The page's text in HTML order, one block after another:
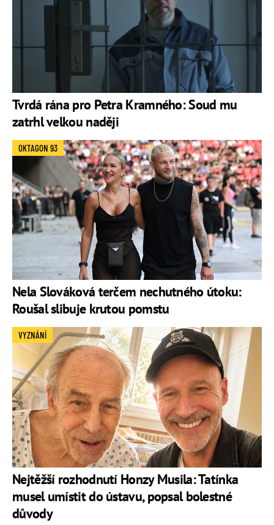
Tvrdá rána pro Petra Kramného: Soud mu
zatrhl velkou naději
Nela Slováková terčem nechutného útoku:
Roušal slibuje krutou pomstu
OKTAGON 93
Nejtěžší rozhodnutí Honzy Musila: Tatínka
musel umístit do ústavu, popsal bolestné
důvody
VYZNÁNÍ